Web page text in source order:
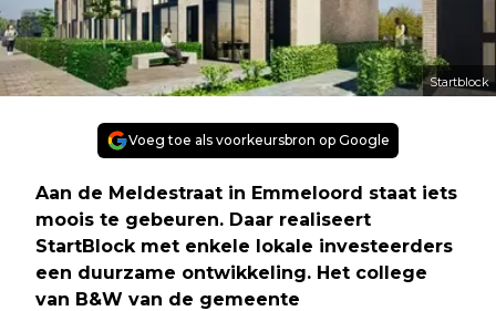
Startblock
Voeg toe als voorkeursbron op Google
Aan de Meldestraat in Emmeloord staat iets
moois te gebeuren. Daar realiseert
StartBlock met enkele lokale investeerders
een duurzame ontwikkeling. Het college
van B&W van de gemeente